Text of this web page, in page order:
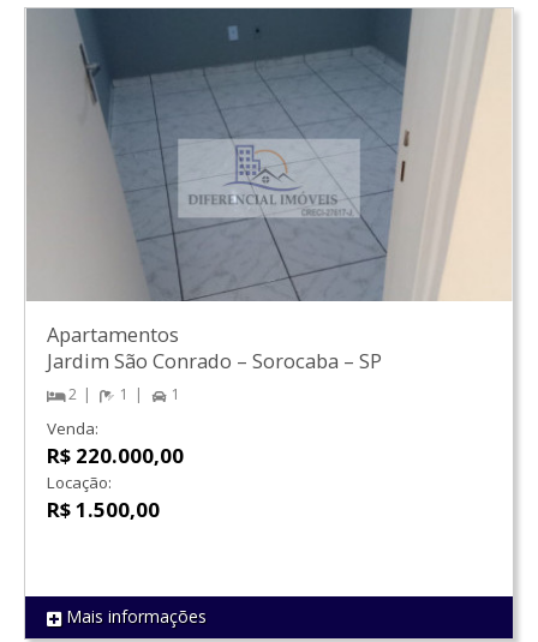
REF 1629
Apartamentos
Jardim São Conrado – Sorocaba – SP
2 1 1
Venda:
R$ 220.000,00
Locação:
R$ 1.500,00
Mais informações